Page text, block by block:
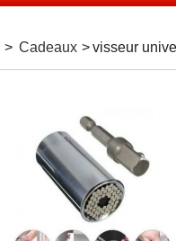
> Cadeaux >visseur